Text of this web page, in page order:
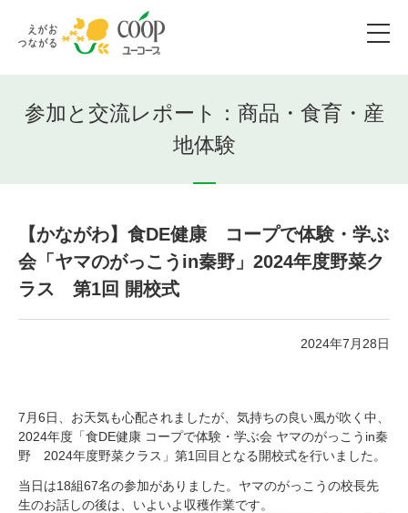
参加と交流レポート：商品・食育・産
地体験
【かながわ】食DE健康 コープで体験・学ぶ
会「ヤマのがっこうin秦野」2024年度野菜ク
ラス 第1回 開校式
2024年7月28日
7月6日、お天気も心配されましたが、気持ちの良い風が吹く中、
2024年度「食DE健康 コープで体験・学ぶ会 ヤマのがっこうin秦
野 2024年度野菜クラス」第1回目となる開校式を行いました。
当日は18組67名の参加がありました。ヤマのがっこうの校長先
生のお話しの後は、いよいよ収穫作業です。